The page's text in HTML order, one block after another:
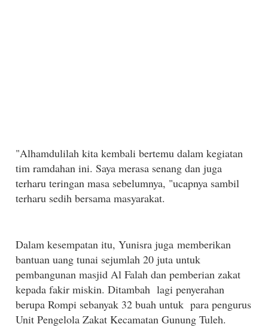
"Alhamdulilah kita kembali bertemu dalam kegiatan
tim ramdahan ini. Saya merasa senang dan juga
terharu teringan masa sebelumnya, "ucapnya sambil
terharu sedih bersama masyarakat.
Dalam kesempatan itu, Yunisra juga memberikan
bantuan uang tunai sejumlah 20 juta untuk
pembangunan masjid Al Falah dan pemberian zakat
kepada fakir miskin. Ditambah lagi penyerahan
berupa Rompi sebanyak 32 buah untuk para pengurus
Unit Pengelola Zakat Kecamatan Gunung Tuleh.